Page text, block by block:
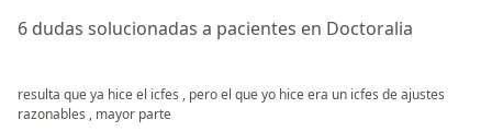
6 dudas solucionadas a pacientes en Doctoralia
resulta que ya hice el icfes , pero el que yo hice era un icfes de ajustes
razonables , mayor parte